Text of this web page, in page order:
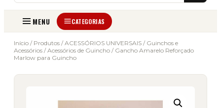
MENU CATEGORIAS
Início / Produtos / ACESSÓRIOS UNIVERSAIS / Guinchos e
Acessórios / Acessórios de Guincho / Gancho Amarelo Reforçado
Marlow para Guincho